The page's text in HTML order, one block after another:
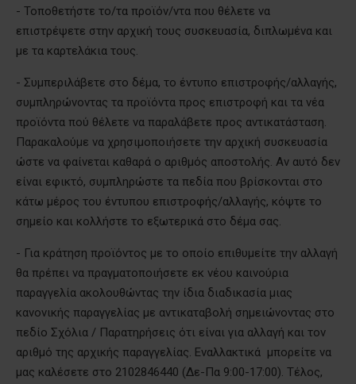
- Τοποθετήστε το/τα προϊόν/ντα που θέλετε να
επιστρέψετε στην αρχική τους συσκευασία, διπλωμένα και
με τα καρτελάκια τους.
- Συμπεριλάβετε στο δέμα, το έντυπο επιστροφής/αλλαγής,
συμπληρώνοντας τα προϊόντα προς επιστροφή και τα νέα
προϊόντα πού θέλετε να παραλάβετε προς αντικατάσταση.
Παρακαλούμε να χρησιμοποιήσετε την αρχική συσκευασία
ώστε να φαίνεται καθαρά ο αριθμός αποστολής. Αν αυτό δεν
είναι εφικτό, συμπληρώστε τα πεδία που βρίσκονται στο
κάτω μέρος του έντυπου επιστροφής/αλλαγής, κόψτε το
σημείο και κολλήστε το εξωτερικά στο δέμα σας.
- Για κράτηση προϊόντος με το οποίο επιθυμείτε την αλλαγή
θα πρέπει να πραγματοποιήσετε εκ νέου καινούρια
παραγγελία ακολουθώντας την ίδια διαδικασία μιας
κανονικής παραγγελίας με αντικαταβολή σημειώνοντας στο
πεδίο Σχόλια / Παρατηρήσεις ότι είναι για αλλαγή και τον
αριθμό της αρχικής παραγγελίας. Εναλλακτικά μπορείτε να
μας καλέσετε στο 2102846440 (Δε-Πα 9:00-17:00). Τέλος,